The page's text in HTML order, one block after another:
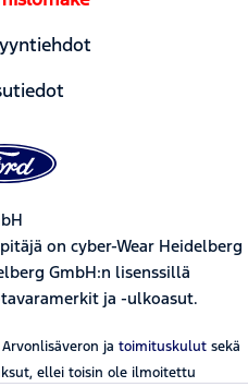
on cyber-Wear Heidelberg
GmbH:n lisenssillä
ja -ulkoasut.
ja toimituskulutsekä
ellei toisin ole ilmoitettu